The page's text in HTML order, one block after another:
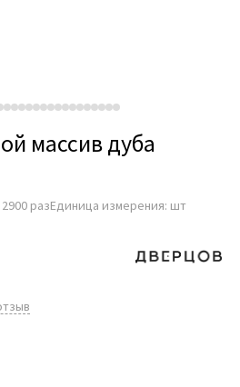
массив дуба
разЕдиница измерения: шт